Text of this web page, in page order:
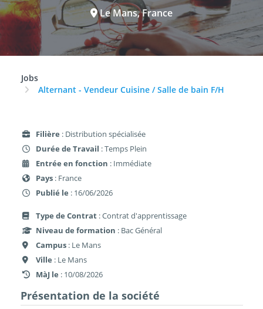
Le Mans, France
Jobs
Alternant - Vendeur Cuisine / Salle de bain F/H
Filière : Distribution spécialisée
Durée de Travail : Temps Plein
Entrée en fonction : Immédiate
Pays : France
Publié le : 16/06/2026
Type de Contrat : Contrat d'apprentissage
Niveau de formation : Bac Général
Campus : Le Mans
Ville : Le Mans
MàJ le : 10/08/2026
Présentation de la société